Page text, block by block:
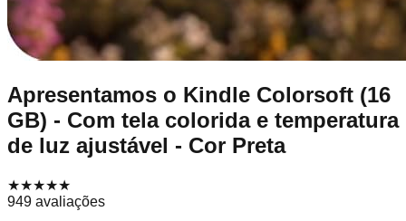
Apresentamos o Kindle Colorsoft (16
GB) - Com tela colorida e temperatura
de luz ajustável - Cor Preta
★★★★★
949 avaliações